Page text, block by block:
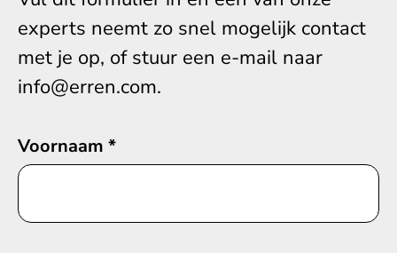
experts neemt zo snel mogelijk contact
met je op, of stuur een e-mail naar
info@erren.com.
Voornaam *